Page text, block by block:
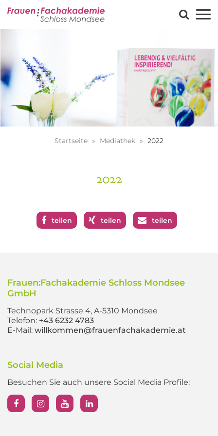
Startseite Mediathek 2022
2022
teilen teilen teilen
Frauen:Fachakademie Schloss Mondsee
GmbH
Technopark Strasse 4, A-5310 Mondsee
Telefon: +43 6232 4783
E-Mail: willkommen@frauenfachakademie.at
Social Media
Besuchen Sie auch unsere Social Media Profile: